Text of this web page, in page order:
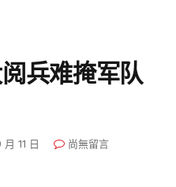
兵难掩军队
11 日
尚無留言